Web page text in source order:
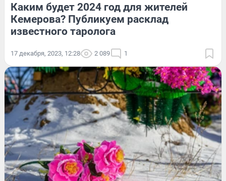
Каким будет 2024 год для жителей
Кемерова? Публикуем расклад
известного таролога
17 декабря, 2023, 12:28 2 089 1